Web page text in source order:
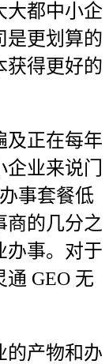
大都中小企
是更划算的
获得更好的
正在每年
业来说门
事套餐低
商的几分之
办事。对于
GEO 无
产物和办